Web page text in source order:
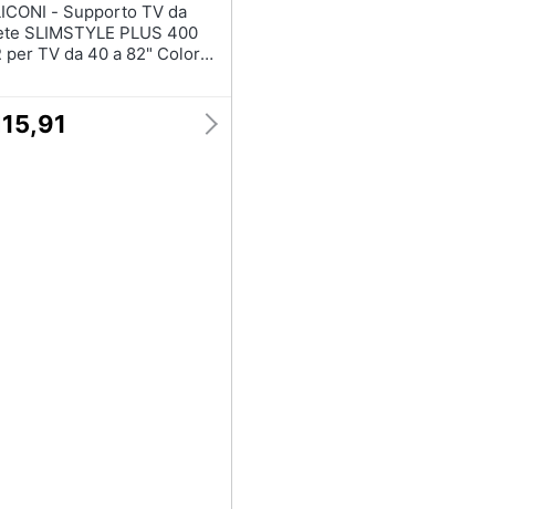
- Supporto TV da
SLIMSTYLE PLUS 400
per TV da 40 a 82" Colore